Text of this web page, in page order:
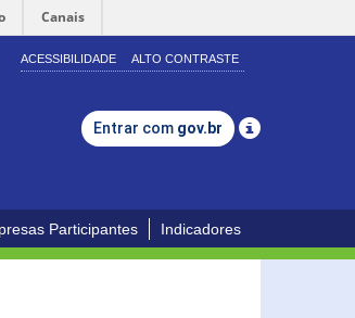
Canais
ACESSIBILIDADE ALTO CONTRASTE
Entrar com gov.br
Participantes Indicadores